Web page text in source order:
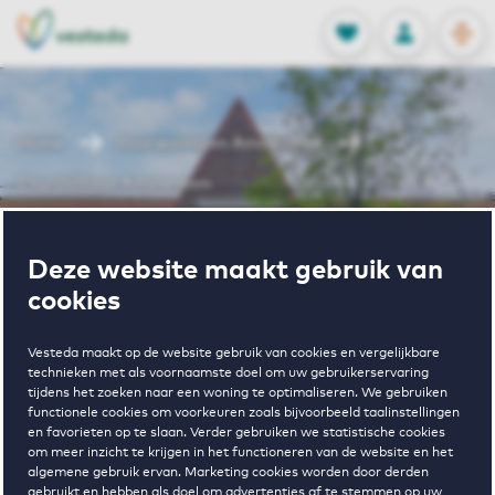
Deze website maakt gebruik van
cookies
Vesteda maakt op de website gebruik van cookies en vergelijkbare
technieken met als voornaamste doel om uw gebruikerservaring
tijdens het zoeken naar een woning te optimaliseren. We gebruiken
functionele cookies om voorkeuren zoals bijvoorbeeld taalinstellingen
en favorieten op te slaan. Verder gebruiken we statistische cookies
om meer inzicht te krijgen in het functioneren van de website en het
algemene gebruik ervan. Marketing cookies worden door derden
FAVORIETEN
Opgeslagen
INLOGGEN
NL
EN
Huurwoningen Amsterdam
Churchilllaan Amsterdam
Wonen in
Churchilllaan
Amsterdam
Regelmatig beschikbaar